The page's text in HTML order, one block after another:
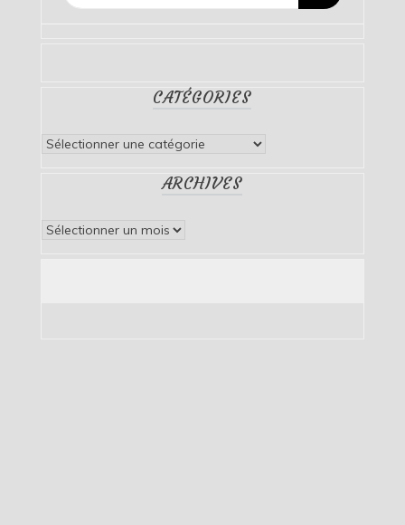
CATÉGORIES
Catégories
ARCHIVES
Archives